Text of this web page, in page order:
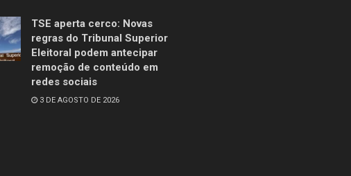
TSE aperta cerco: Novas
regras do Tribunal Superior
Eleitoral podem antecipar
remoção de conteúdo em
redes sociais
3 DE AGOSTO DE 2026